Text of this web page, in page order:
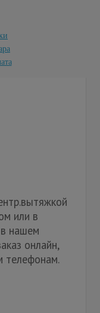
или в
нашем
онлайн,
телефонам.